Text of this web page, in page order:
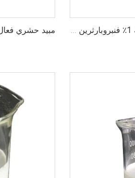
مبيد حشري فعال للأغراض الزراعية 1٪ فنبروبارثرين + 0.13٪ دلتاميثرين DP بسعر الشركة المصنعة